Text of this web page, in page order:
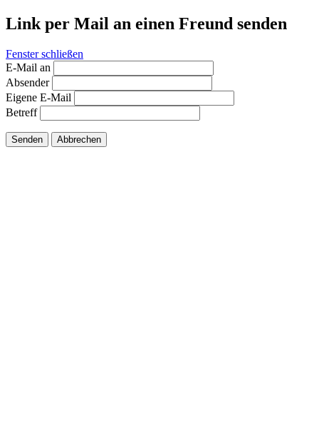
Link per Mail an einen Freund senden
Fenster schließen
E-Mail an
Absender
Eigene E-Mail
Betreff
Senden Abbrechen